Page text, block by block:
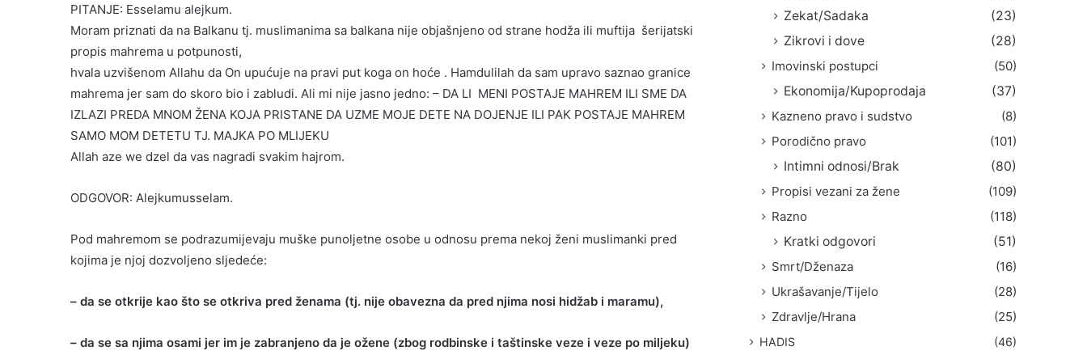
PITANJE: Esselamu alejkum.
Moram priznati da na Balkanu tj. muslimanima sa balkana nije objašnjeno od strane hodža ili muftija šerijatski
propis mahrema u potpunosti,
hvala uzvišenom Allahu da On upućuje na pravi put koga on hoće . Hamdulilah da sam upravo saznao granice
mahrema jer sam do skoro bio i zabludi. Ali mi nije jasno jedno: – DA LI MENI POSTAJE MAHREM ILI SME DA
IZLAZI PREDA MNOM ŽENA KOJA PRISTANE DA UZME MOJE DETE NA DOJENJE ILI PAK POSTAJE MAHREM
SAMO MOM DETETU TJ. MAJKA PO MLIJEKU
Allah aze we dzel da vas nagradi svakim hajrom.
ODGOVOR: Alejkumusselam.
Pod mahremom se podrazumijevaju muške punoljetne osobe u odnosu prema nekoj ženi muslimanki pred
kojima je njoj dozvoljeno sljedeće:
– da se otkrije kao što se otkriva pred ženama (tj. nije obavezna da pred njima nosi hidžab i maramu),
– da se sa njima osami jer im je zabranjeno da je ožene (zbog rodbinske i taštinske veze i veze po miljeku)
Zekat/Sadaka
(23)
Zikrovi i dove
(28)
Imovinski postupci
(50)
Ekonomija/Kupoprodaja
(37)
Kazneno pravo i sudstvo
(8)
Porodično pravo
(101)
Intimni odnosi/Brak
(80)
Propisi vezani za žene
(109)
Razno
(118)
Kratki odgovori
(51)
Smrt/Dženaza
(16)
Ukrašavanje/Tijelo
(28)
Zdravlje/Hrana
(25)
HADIS (46)